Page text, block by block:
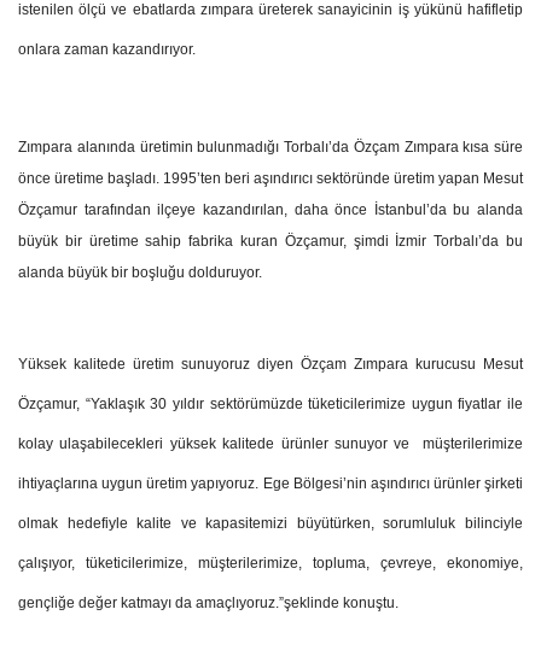
istenilen ölçü ve ebatlarda zımpara üreterek sanayicinin iş yükünü hafifletip
onlara zaman kazandırıyor.
Zımpara alanında üretimin bulunmadığı Torbalı’da Özçam Zımpara kısa süre
önce üretime başladı. 1995’ten beri aşındırıcı sektöründe üretim yapan Mesut
Özçamur tarafından ilçeye kazandırılan, daha önce İstanbul’da bu alanda
büyük bir üretime sahip fabrika kuran Özçamur, şimdi İzmir Torbalı’da bu
alanda büyük bir boşluğu dolduruyor.
Yüksek kalitede üretim sunuyoruz diyen Özçam Zımpara kurucusu Mesut
Özçamur, “Yaklaşık 30 yıldır sektörümüzde tüketicilerimize uygun fiyatlar ile
kolay ulaşabilecekleri yüksek kalitede ürünler sunuyor ve müşterilerimize
ihtiyaçlarına uygun üretim yapıyoruz. Ege Bölgesi’nin aşındırıcı ürünler şirketi
olmak hedefiyle kalite ve kapasitemizi büyütürken, sorumluluk bilinciyle
çalışıyor, tüketicilerimize, müşterilerimize, topluma, çevreye, ekonomiye,
gençliğe değer katmayı da amaçlıyoruz.”şeklinde konuştu.